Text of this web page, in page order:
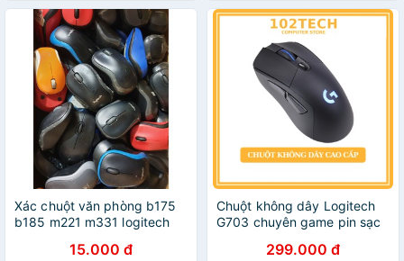
Xác chuột văn phòng b175
b185 m221 m331 logitech
15.000 đ
Chuột không dây Logitech
G703 chuyên game pin sạc
299.000 đ